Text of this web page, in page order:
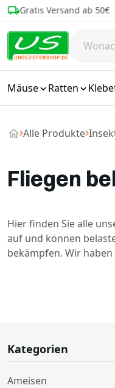
Zum Inhalt springen
Auf Rechnung
Mäuse Ratten
Alle Produkte
Fliegen
Hier finden Sie alle
auf und können
bekämpfen. Wir
Kategorien
Ameisen